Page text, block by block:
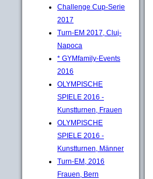
Challenge Cup-Serie
2017
Turn-EM 2017, Cluj-
Napoca
* GYMfamily-Events
2016
OLYMPISCHE
SPIELE 2016 -
Kunstturnen, Frauen
OLYMPISCHE
SPIELE 2016 -
Kunstturnen, Männer
Turn-EM, 2016
Frauen, Bern